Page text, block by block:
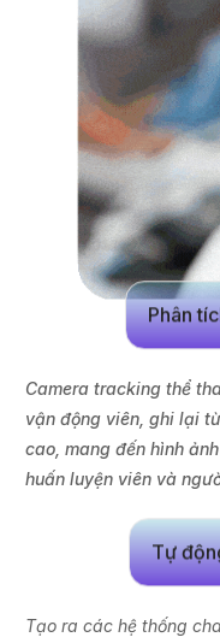
Phân
Camera tracking thể
vận động viên, ghi lại
cao, mang đến hình
huấn luyện viên và
Tự
Tạo ra các hệ thống